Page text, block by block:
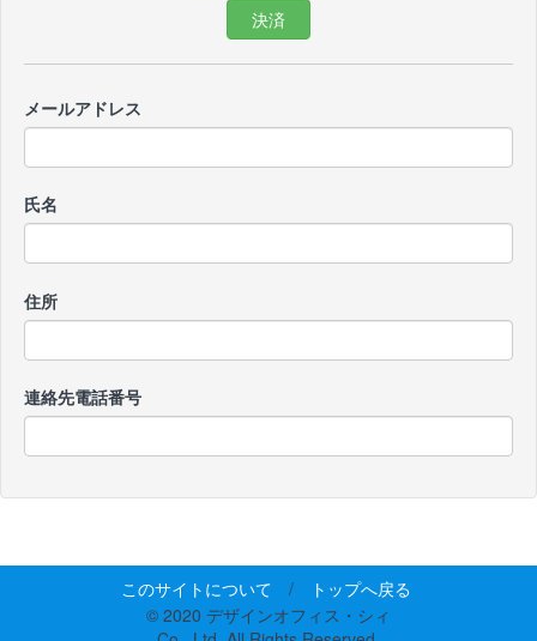
決済
メールアドレス
氏名
住所
連絡先電話番号
このサイトについて /
トップへ戻る
© 2020 デザインオフィス・シィ